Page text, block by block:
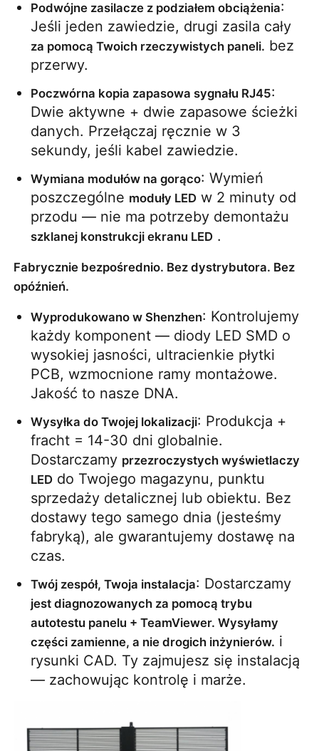
Podwójne zasilacze z podziałem obciążenia:
za pomocą Twoich rzeczywistych paneli. bez
przerwy.
Poczwórna kopia zapasowa sygnału RJ45:
Dwie aktywne + dwie zapasowe ścieżki
danych. Przełączaj ręcznie w 3
sekundy, jeśli kabel zawiedzie.
Wymiana modułów na gorąco: Wymień
poszczególne moduły LED w 2 minuty od
szklanej konstrukcji ekranu LED .
Fabrycznie bezpośrednio. Bez dystrybutora. Bez
opóźnień.
Wyprodukowano w Shenzhen: Kontrolujemy
każdy komponent — diody LED SMD o
wysokiej jasności, ultracienkie płytki
PCB, wzmocnione ramy montażowe.
Jakość to nasze DNA.
Wysyłka do Twojej lokalizacji: Produkcja +
fracht = 14-30 dni globalnie.
Dostarczamy przezroczystych wyświetlaczy
LED do Twojego magazynu, punktu
sprzedaży detalicznej lub obiektu. Bez
dostawy tego samego dnia (jesteśmy
fabryką), ale gwarantujemy dostawę na
czas.
Twój zespół, Twoja instalacja
jest diagnozowanych za pomocą trybu
autotestu panelu + TeamViewer. Wysyłamy
części zamienne, a nie drogich inżynierów. i
rysunki CAD. Ty zajmujesz się instalacją
— zachowując kontrolę i marże.